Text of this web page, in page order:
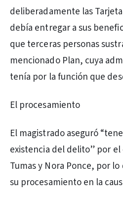
deliberadamente las
debía entregar a sus
que terceras personas
mencionado Plan, cuya
tenía por la función que
El procesamiento
El magistrado aseguró
existencia del delito” por el
Tumas y Nora Ponce, por
su procesamiento en la